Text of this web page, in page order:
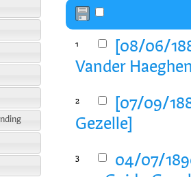
1
[08/06/
Vander
2
[07/09/
Gezelle]
3
04/07/